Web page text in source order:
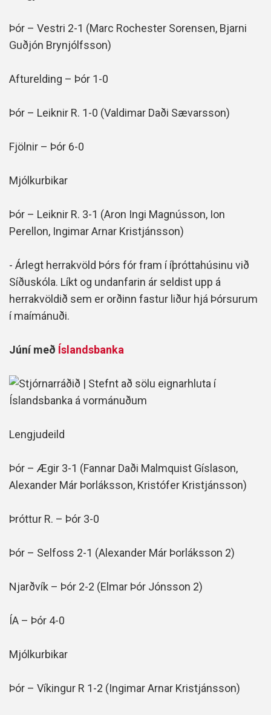
Þór – Vestri 2-1 (Marc Rochester Sorensen, Bjarni
Guðjón Brynjólfsson)
Afturelding – Þór 1-0
Þór – Leiknir R. 1-0 (Valdimar Daði Sævarsson)
Fjölnir – Þór 6-0
Mjólkurbikar
Þór – Leiknir R. 3-1 (Aron Ingi Magnússon, Ion
Perellon, Ingimar Arnar Kristjánsson)
- Árlegt herrakvöld Þórs fór fram í íþróttahúsinu við
Síðuskóla. Líkt og undanfarin ár seldist upp á
herrakvöldið sem er orðinn fastur liður hjá Þórsurum
í maímánuði.
Júní með Íslandsbanka
Lengjudeild
Þór – Ægir 3-1 (Fannar Daði Malmquist Gíslason,
Alexander Már Þorláksson, Kristófer Kristjánsson)
Þróttur R. – Þór 3-0
Þór – Selfoss 2-1 (Alexander Már Þorláksson 2)
Njarðvík – Þór 2-2 (Elmar Þór Jónsson 2)
ÍA – Þór 4-0
Mjólkurbikar
Þór – Víkingur R 1-2 (Ingimar Arnar Kristjánsson)